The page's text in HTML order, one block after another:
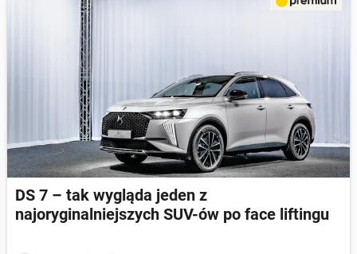
DS 7 – tak wygląda jeden z
najoryginalniejszych SUV-ów po face liftingu